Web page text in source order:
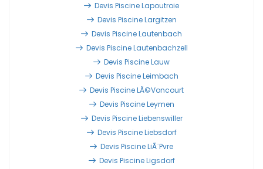
Devis Piscine Lapoutroie
Devis Piscine Largitzen
Devis Piscine Lautenbach
Devis Piscine Lautenbachzell
Devis Piscine Lauw
Devis Piscine Leimbach
Devis Piscine LÃ©voncourt
Devis Piscine Leymen
Devis Piscine Liebenswiller
Devis Piscine Liebsdorf
Devis Piscine LiÃ¨pvre
Devis Piscine Ligsdorf